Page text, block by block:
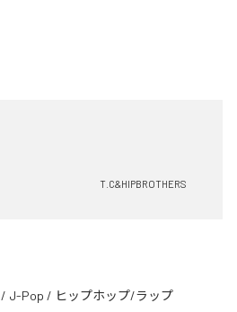
T.C&HIPBROTHERS
/ J-Pop / ヒップホップ/ラップ